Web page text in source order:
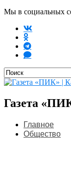
Мы в социальных
Газета
Главное
Общество